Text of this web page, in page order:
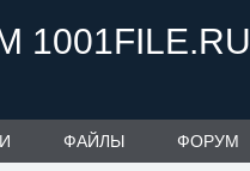
ФАЙЛЫ ФОРУМ